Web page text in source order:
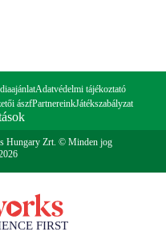
Adatvédelmi tájékoztató
ászfPartnereinkJátékszabályzat
Hungary Zrt. © Minden jog